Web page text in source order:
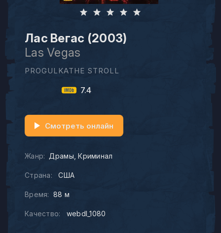
Лас Вегас (2003)
Las Vegas
PROGULKATHE STROLL
7.4
Жанр: Драмы Криминал
Страна: США
Время: 88 м
Качество: webdl_1080
Смотреть онлайн